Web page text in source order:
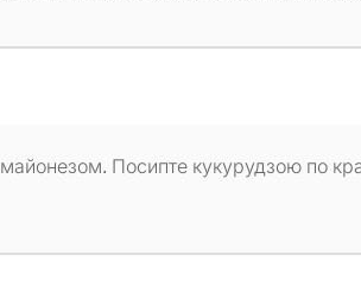
майонезом. Посипте кукурудзою по